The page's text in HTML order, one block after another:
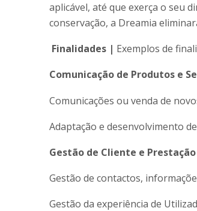
aplicável, até que exerça o seu
conservação, a Dreamia
Finalidades | Exemplos de
Comunicação de Produtos e
Comunicações ou venda de
Adaptação e desenvolvimento
Gestão de Cliente e
Gestão de contactos,
Gestão da experiência de